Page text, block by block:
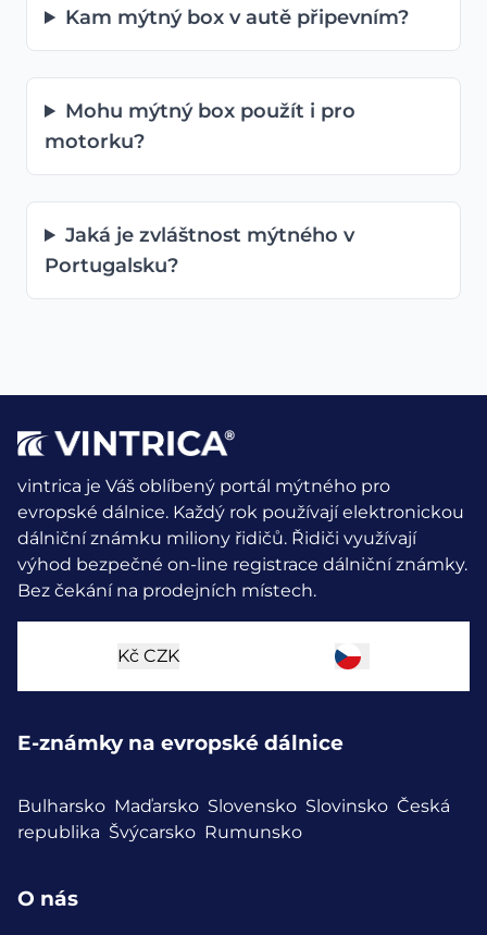
Kam mýtný box v autě připevním?
Mohu mýtný box použít i pro
motorku?
Jaká je zvláštnost mýtného v
Portugalsku?
vintrica je Váš oblíbený portál mýtného pro
evropské dálnice. Každý rok používají elektronickou
dálniční známku miliony řidičů. Řidiči využívají
výhod bezpečné on-line registrace dálniční známky.
Bez čekání na prodejních místech.
Kč CZK
E-známky na evropské dálnice
Bulharsko Maďarsko Slovensko Slovinsko Česká
republika Švýcarsko Rumunsko
O nás